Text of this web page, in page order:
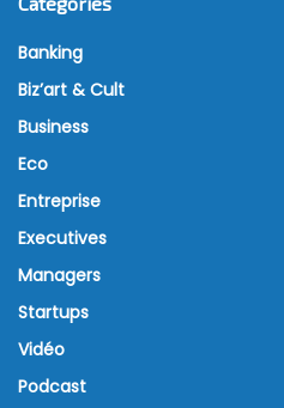
Banking
Biz’art & Cult
Business
Eco
Entreprise
Executives
Managers
Startups
Vidéo
Podcast